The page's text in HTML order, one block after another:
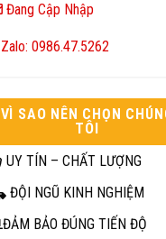
Đang Cập Nhập
Zalo: 0986.47.5262
VÌ SAO NÊN CHỌN
TÔI
UY TÍN – CHẤT LƯỢNG
ĐỘI NGŨ KINH NGHIỆM
ĐẢM BẢO ĐÚNG TIẾN ĐỘ